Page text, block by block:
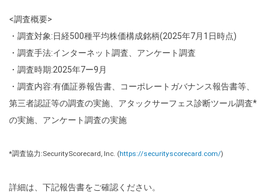
<調査概要>
・調査対象:日経500種平均株価構成銘柄(2025年7月1日時点)
・調査手法:インターネット調査、アンケート調査
・調査時期:2025年7ー9月
・調査内容:有価証券報告書、コーポレートガバナンス報告書等、
第三者認証等の調査の実施、アタックサーフェス診断ツール調査*
の実施、アンケート調査の実施
*調査協力:SecurityScorecard, Inc. (https://securityscorecard.com/)
詳細は、下記報告書をご確認ください。